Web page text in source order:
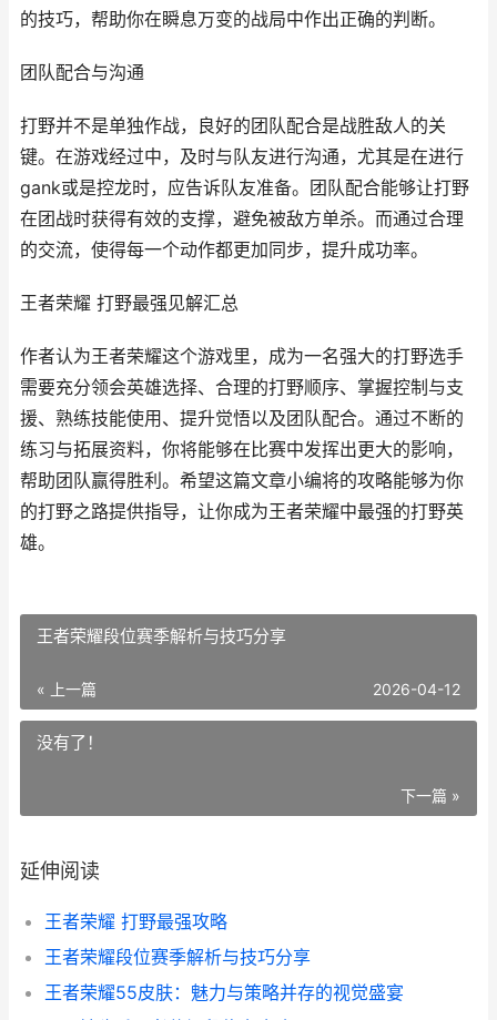
的技巧，帮助你在瞬息万变的战局中作出正确的判断。
团队配合与沟通
打野并不是单独作战，良好的团队配合是战胜敌人的关
键。在游戏经过中，及时与队友进行沟通，尤其是在进行
gank或是控龙时，应告诉队友准备。团队配合能够让打野
在团战时获得有效的支撑，避免被敌方单杀。而通过合理
的交流，使得每一个动作都更加同步，提升成功率。
王者荣耀 打野最强见解汇总
作者认为王者荣耀这个游戏里，成为一名强大的打野选手
需要充分领会英雄选择、合理的打野顺序、掌握控制与支
援、熟练技能使用、提升觉悟以及团队配合。通过不断的
练习与拓展资料，你将能够在比赛中发挥出更大的影响，
帮助团队赢得胜利。希望这篇文章小编将的攻略能够为你
的打野之路提供指导，让你成为王者荣耀中最强的打野英
雄。
王者荣耀段位赛季解析与技巧分享
« 上一篇 2026-04-12
没有了！
下一篇 »
延伸阅读
王者荣耀 打野最强攻略
王者荣耀段位赛季解析与技巧分享
王者荣耀55皮肤：魅力与策略并存的视觉盛宴